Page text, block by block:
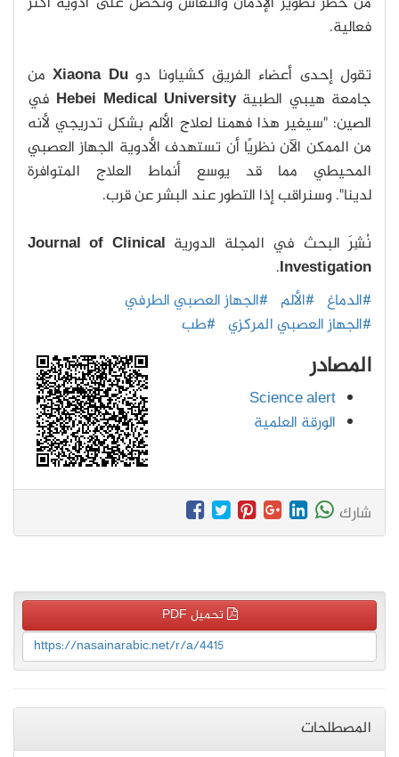
فعالية.
تقول إحدى أعضاء الفريق كشياونا دوXiaona Du من
جامعة هيبي الطبيةHebei Medical University في
الصين: "سيغير هذا فهمنا لعلاج الألم بشكل تدريجي لأنه
من الممكن الآن نظريًا أن تستهدف الأدوية الجهاز العصبي
المحيطي مما قد يوسع أنماط العلاج المتوافرة
لدينا". وسنراقب إذا التطور عند البشر عن قرب.
نُشِرَ البحث في المجلة الدورية Journal of Clinical
Investigation
.
#الدماغ #الألم #الجهاز العصبي الطرفي
#الجهاز العصبي المركزي #طب
المصادر
Science alert
الورقة العلمية
شارك
تحميل PDF
https://nasainarabic.net/r/a/4415
المصطلحات